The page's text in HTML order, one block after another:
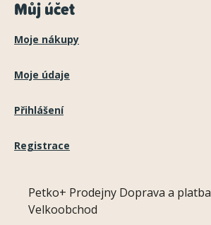
Můj účet
Moje nákupy
Moje údaje
Přihlášení
Registrace
Petko+ Prodejny Doprava a platba
Velkoobchod